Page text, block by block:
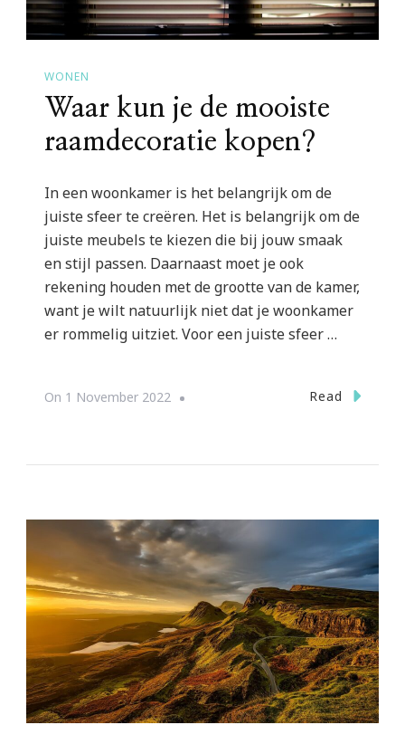
WONEN
Waar kun je de mooiste
raamdecoratie kopen?
In een woonkamer is het belangrijk om de
juiste sfeer te creëren. Het is belangrijk om de
juiste meubels te kiezen die bij jouw smaak
en stijl passen. Daarnaast moet je ook
rekening houden met de grootte van de kamer,
want je wilt natuurlijk niet dat je woonkamer
er rommelig uitziet. Voor een juiste sfeer …
On 1 November 2022 Read